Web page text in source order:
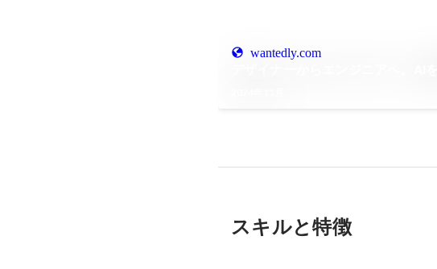
wantedly.com
スキルと特徴